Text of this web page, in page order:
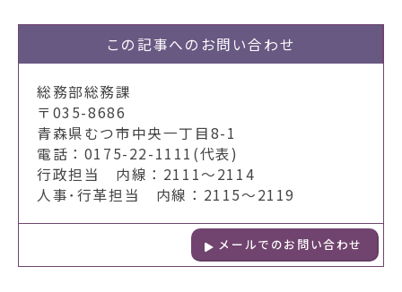
この記事への お問い合わせ
総務部総務課
〒035-8686
青森県むつ市中央一丁目8-1
電話：0175-22-1111(代表)
行政担当 内線：2111～2114
人事･行革担当 内線：2115～2119
メールでのお問い合わせ